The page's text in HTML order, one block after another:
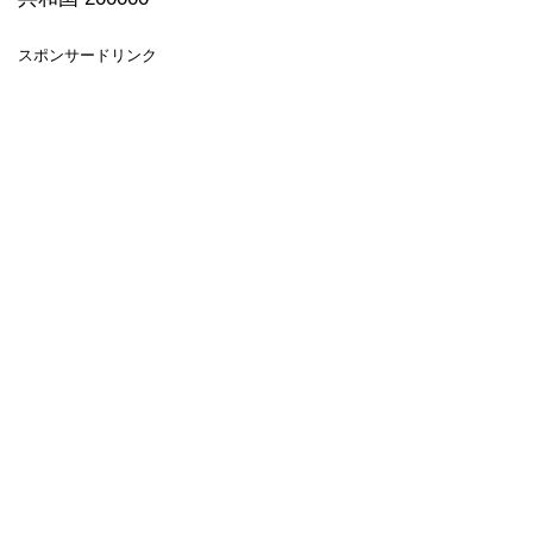
スポンサードリンク